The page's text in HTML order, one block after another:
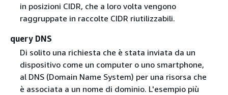
in posizioni CIDR, che a loro volta vengono
raggruppate in raccolte CIDR riutilizzabili.
query DNS
Di solito una richiesta che è stata inviata da un
dispositivo come un computer o uno smartphone,
al DNS (Domain Name System) per una risorsa che
è associata a un nome di dominio. L'esempio più